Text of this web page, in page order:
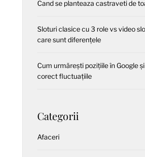
Cand se planteaza castraveti de
Sloturi clasice cu 3 role vs video
care sunt diferențele
Cum urmărești pozițiile în Google
corect fluctuațiile
Categorii
Afaceri